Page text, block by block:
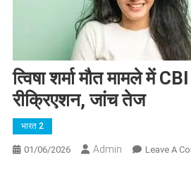
त्विषा शर्मा मौत मामले में
रीक्रिएशन, जांच तेज
भारत 2
01/06/2026 Admin Leave A